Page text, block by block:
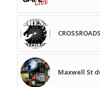
Maxwell St